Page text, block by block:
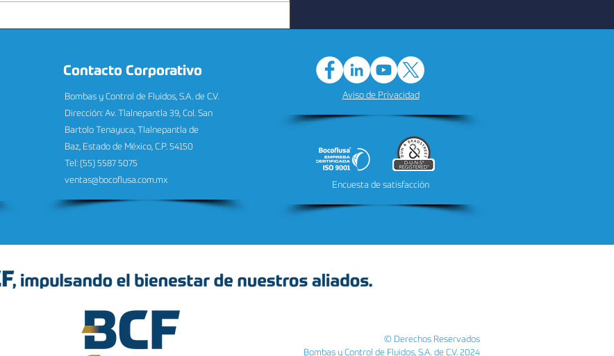
Contacto Corporativo
Bombas y Control de Fluidos, S.A. de C.V.
Dirección: Av. Tlalnepantla 39, Col. San
Bartolo Tenayuca, Tlalnepantla de
Baz, Estado de México, C.P. 54150
Tel: (55) 5587 5075
ventas@bocoflusa.com.mx
Aviso de Privacidad
Encuesta de satisfacción
© Derechos Reservados
Bombas y Control de Fluidos, S.A. de C.V. 2024